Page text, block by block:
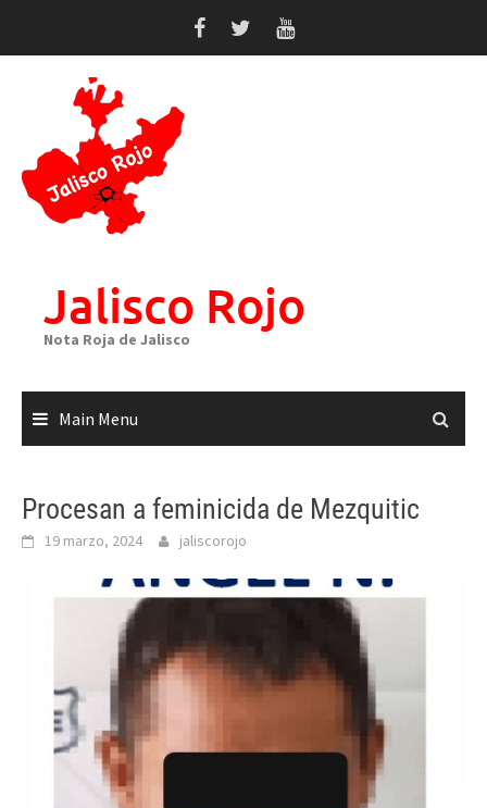
Jalisco Rojo
Nota Roja de Jalisco
Main Menu
Procesan a feminicida de Mezquitic
19 marzo, 2024 jaliscorojo